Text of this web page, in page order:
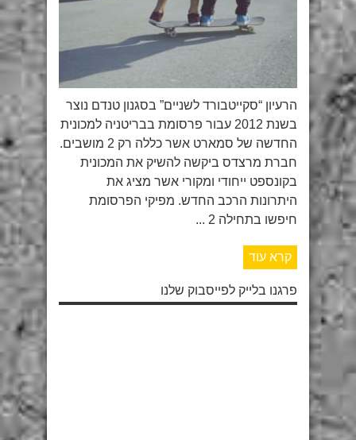
הרעיון “סקייטבורד לשניים” בסגנון טנדם נוצר
בשנת 2012 עבור פרסומת בבריטניה למכונית
החדשה של סמארט אשר כללה רק 2 מושבים.
חברת מרצדס ביקשה להשיק את המכונית
בקונספט ייחודי ומקורי אשר מציג את
היתרונות הרכב החדש. מפיקי הפרסומת
חיפשו בתחילה 2 ...
קרא עוד
פרגנו בלייק לפייסבוק שלנו